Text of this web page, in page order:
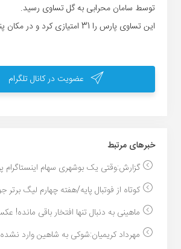
توسط سامان محرابی به گل تساوی رسید.
این تساوی پارس را 31 امتیازی کرد و در مکان پنجم جدول قرار داد.
عضویت در کانال تلگرام
خبر‌های مرتبط
گزارش:وقتی یک بوشهری سهام اینستاگرام
کوتاه از فوتبال پایه/هفته چهارم لیگ
ماهینی به دنبال تنها افتخار باقی مانده!
مهرداد کریمیان:شوکی به شاهین وارد